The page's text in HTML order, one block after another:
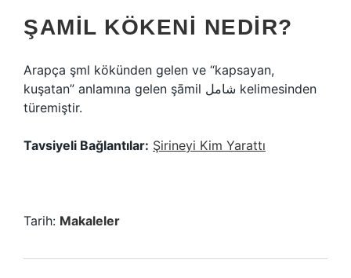
ŞAMIL KÖKENI NEDIR?
Arapça şml kökünden gelen ve “kapsayan,
kuşatan” anlamına gelen şāmil شامل kelimesinden
türemiştir.
Tavsiyeli Bağlantılar: Şirineyi Kim Yarattı
Tarih: Makaleler